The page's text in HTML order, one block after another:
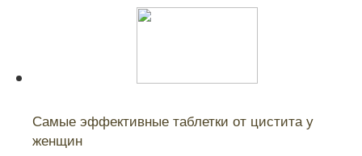
Самые эффективные таблетки от цистита у
женщин